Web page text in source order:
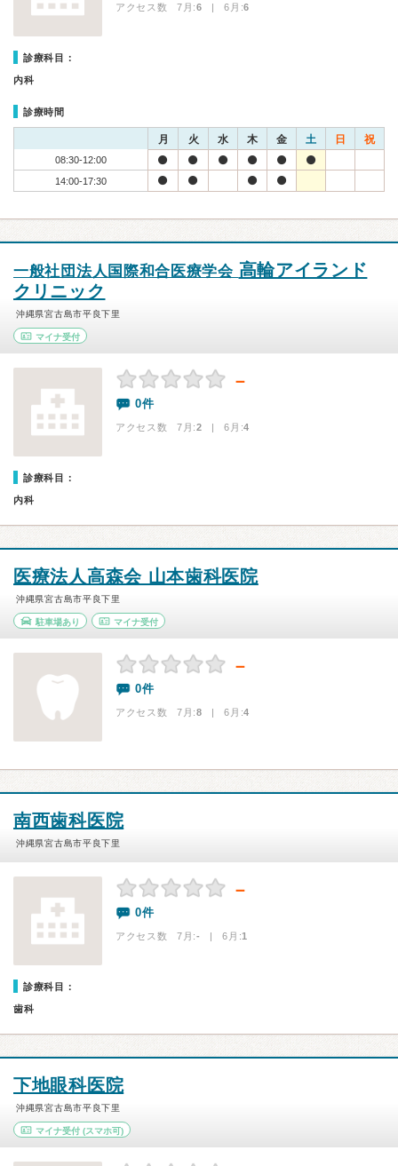
アクセス数 7月:6 | 6月:6
診療科目：
内科
診療時間
月 火 水 木 金 土 日 祝
08:30-12:00
14:00-17:30
一般社団法人国際和合医療学会 高輪アイランド
クリニック
沖縄県宮古島市平良下里
マイナ受付
－
0件
アクセス数 7月:2 | 6月:4
診療科目：
内科
医療法人高森会 山本歯科医院
沖縄県宮古島市平良下里
駐車場あり マイナ受付
－
0件
アクセス数 7月:8 | 6月:4
南西歯科医院
沖縄県宮古島市平良下里
－
0件
アクセス数 7月:- | 6月:1
診療科目：
歯科
下地眼科医院
沖縄県宮古島市平良下里
マイナ受付 (スマホ可)